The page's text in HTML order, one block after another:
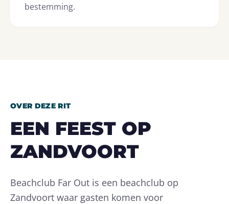
bestemming.
OVER DEZE RIT
EEN FEEST OP
ZANDVOORT
Beachclub Far Out is een beachclub op
Zandvoort waar gasten komen voor